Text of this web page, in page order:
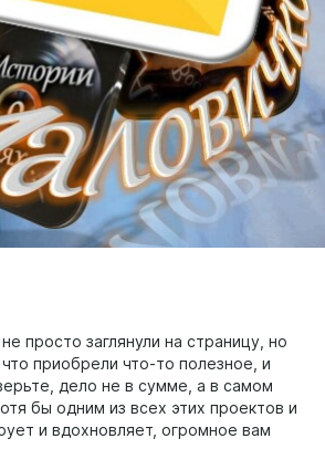
просто заглянули на страницу, но
приобрели что-то полезное, и
дело не в сумме, а в самом
бы одним из всех этих проектов и
и вдохновляет, огромное вам